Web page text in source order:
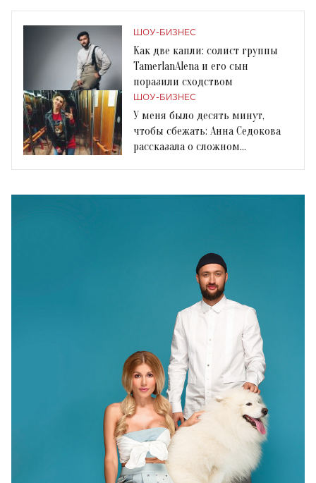
ШОУ-БИЗНЕС
Как две капли: солист группы
TamerlanAlena и его сын
поразили сходством
ШОУ-БИЗНЕС
У меня было десять минут,
чтобы сбежать: Анна Седокова
рассказала о сложном